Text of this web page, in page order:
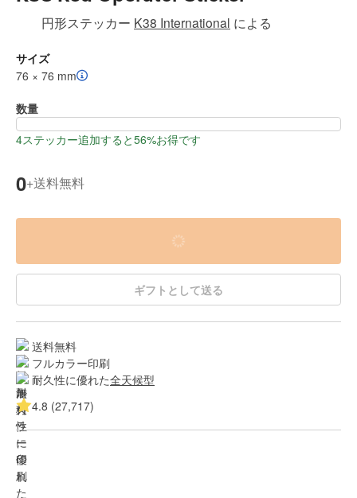
円形ステッカー K38 International による
サイズ
76 × 76 mm
数量
4ステッカー追加すると56%お得です
0+送料無料
ギフトとして送る
送料無料
フルカラー印刷
耐久性に優れた全天候型
4.8 (27,717)